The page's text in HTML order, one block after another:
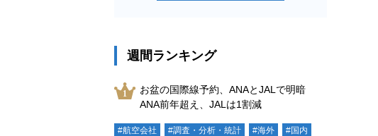
週間ランキング
お盆の国際線予約、ANAとJALで明暗
ANA前年超え、JALは1割減
#航空会社 #調査・分析・統計 #海外
#国内